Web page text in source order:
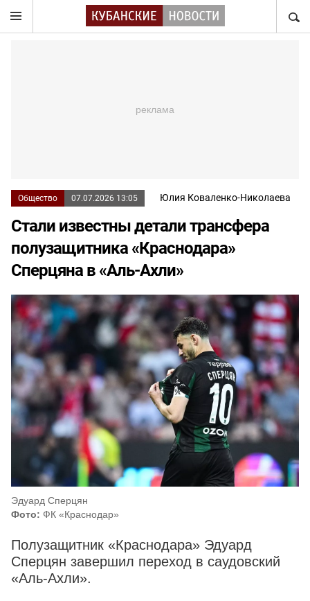
Общество 07.07.2026 13:05 Юлия Коваленко-Николаева
Стали известны детали трансфера
полузащитника «Краснодара»
Сперцяна в «Аль-Ахли»
Эдуард Сперцян
Фото: ФК «Краснодар»
Полузащитник «Краснодара» Эдуард
Сперцян завершил переход в саудовский
«Аль-Ахли».